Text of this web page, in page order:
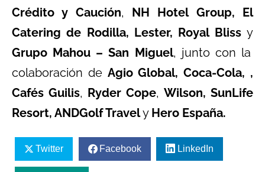
Crédito y Caución, NH Hotel Group, El
Catering de Rodilla, Lester, Royal Blissy
Grupo Mahou – San Miguel, junto con la
colaboración de Agio Global, Coca-Cola, ,
Cafés Guilis, Ryder Cope, Wilson, SunLife
Resort, ANDGolf Travely Hero España.
Twitter Facebook LinkedIn